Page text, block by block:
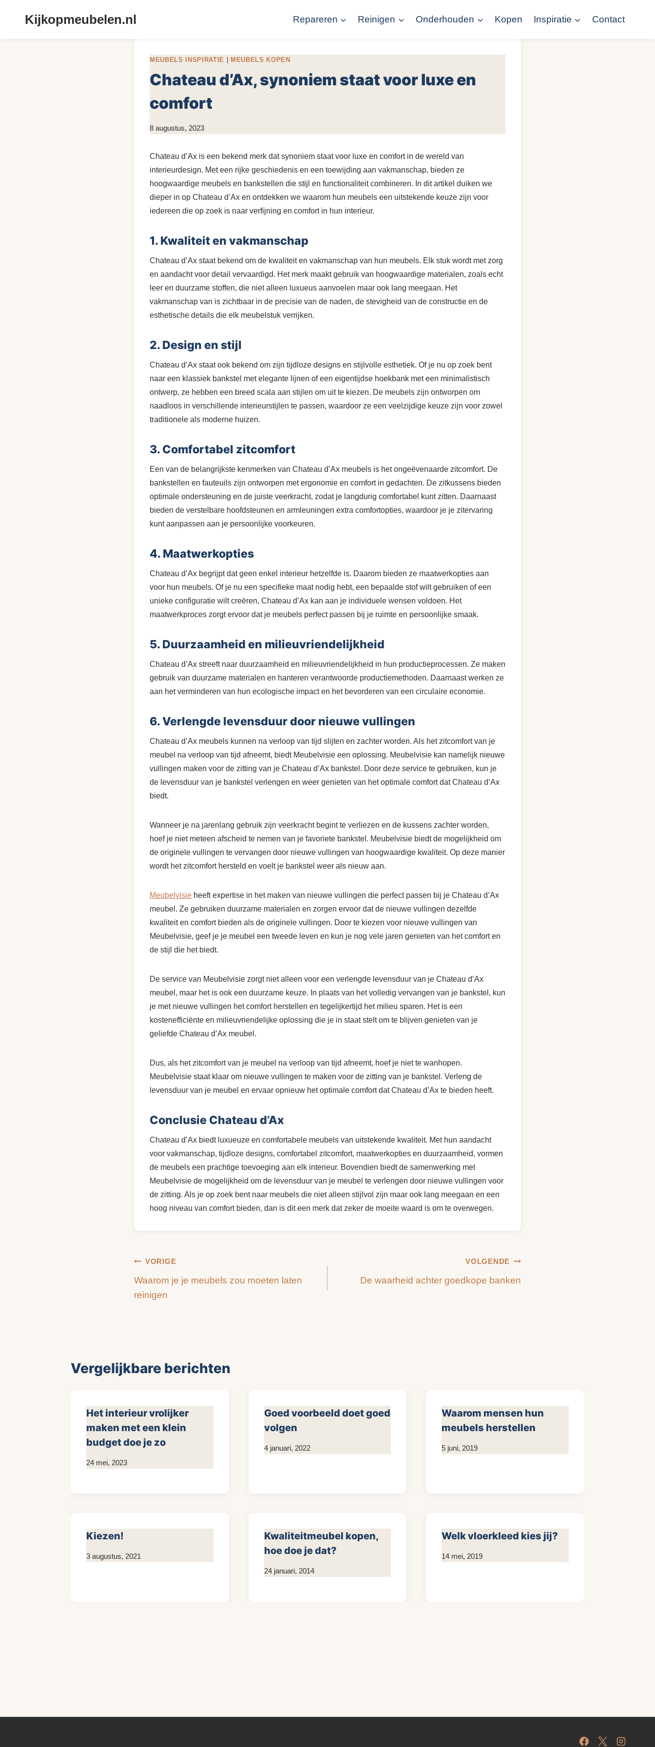
Kijkopmeubelen.nl Repareren Reinigen Onderhouden Kopen Inspiratie Contact
MEUBELS INSPIRATIE MEUBELS KOPEN
Chateau d’Ax, synoniem staat voor luxe en
comfort
Door
8 augustus, 2023
Chateau d’Ax is een bekend merk dat synoniem staat voor luxe en comfort in de wereld van
interieurdesign. Met een rijke geschiedenis en een toewijding aan vakmanschap, bieden ze
hoogwaardige meubels en bankstellen die stijl en functionaliteit combineren. In dit artikel duiken we
dieper in op Chateau d’Ax en ontdekken we waarom hun meubels een uitstekende keuze zijn voor
iedereen die op zoek is naar verfijning en comfort in hun interieur.
1. Kwaliteit en vakmanschap
Chateau d’Ax staat bekend om de kwaliteit en vakmanschap van hun meubels. Elk stuk wordt met zorg
en aandacht voor detail vervaardigd. Het merk maakt gebruik van hoogwaardige materialen, zoals echt
leer en duurzame stoffen, die niet alleen luxueus aanvoelen maar ook lang meegaan. Het
vakmanschap van is zichtbaar in de precisie van de naden, de stevigheid van de constructie en de
esthetische details die elk meubelstuk verrijken.
2. Design en stijl
Chateau d’Ax staat ook bekend om zijn tijdloze designs en stijlvolle esthetiek. Of je nu op zoek bent
naar een klassiek bankstel met elegante lijnen of een eigentijdse hoekbank met een minimalistisch
ontwerp, ze hebben een breed scala aan stijlen om uit te kiezen. De meubels zijn ontworpen om
naadloos in verschillende interieurstijlen te passen, waardoor ze een veelzijdige keuze zijn voor zowel
traditionele als moderne huizen.
3. Comfortabel zitcomfort
Een van de belangrijkste kenmerken van Chateau d’Ax meubels is het ongeëvenaarde zitcomfort. De
bankstellen en fauteuils zijn ontworpen met ergonomie en comfort in gedachten. De zitkussens bieden
optimale ondersteuning en de juiste veerkracht, zodat je langdurig comfortabel kunt zitten. Daarnaast
bieden de verstelbare hoofdsteunen en armleuningen extra comfortopties, waardoor je je zitervaring
kunt aanpassen aan je persoonlijke voorkeuren.
4. Maatwerkopties
Chateau d’Ax begrijpt dat geen enkel interieur hetzelfde is. Daarom bieden ze maatwerkopties aan
voor hun meubels. Of je nu een specifieke maat nodig hebt, een bepaalde stof wilt gebruiken of een
unieke configuratie wilt creëren, Chateau d’Ax kan aan je individuele wensen voldoen. Het
maatwerkproces zorgt ervoor dat je meubels perfect passen bij je ruimte en persoonlijke smaak.
5. Duurzaamheid en milieuvriendelijkheid
Chateau d’Ax streeft naar duurzaamheid en milieuvriendelijkheid in hun productieprocessen. Ze maken
gebruik van duurzame materialen en hanteren verantwoorde productiemethoden. Daarnaast werken ze
aan het verminderen van hun ecologische impact en het bevorderen van een circulaire economie.
6. Verlengde levensduur door nieuwe vullingen
Chateau d’Ax meubels kunnen na verloop van tijd slijten en zachter worden. Als het zitcomfort van je
meubel na verloop van tijd afneemt, biedt Meubelvisie een oplossing. Meubelvisie kan namelijk nieuwe
vullingen maken voor de zitting van je Chateau d’Ax bankstel. Door deze service te gebruiken, kun je
de levensduur van je bankstel verlengen en weer genieten van het optimale comfort dat Chateau d’Ax
biedt.
Wanneer je na jarenlang gebruik zijn veerkracht begint te verliezen en de kussens zachter worden,
hoef je niet meteen afscheid te nemen van je favoriete bankstel. Meubelvisie biedt de mogelijkheid om
de originele vullingen te vervangen door nieuwe vullingen van hoogwaardige kwaliteit. Op deze manier
wordt het zitcomfort hersteld en voelt je bankstel weer als nieuw aan.
Meubelvisie heeft expertise in het maken van nieuwe vullingen die perfect passen bij je Chateau d’Ax
meubel. Ze gebruiken duurzame materialen en zorgen ervoor dat de nieuwe vullingen dezelfde
kwaliteit en comfort bieden als de originele vullingen. Door te kiezen voor nieuwe vullingen van
Meubelvisie, geef je je meubel een tweede leven en kun je nog vele jaren genieten van het comfort en
de stijl die het biedt.
De service van Meubelvisie zorgt niet alleen voor een verlengde levensduur van je Chateau d’Ax
meubel, maar het is ook een duurzame keuze. In plaats van het volledig vervangen van je bankstel, kun
je met nieuwe vullingen het comfort herstellen en tegelijkertijd het milieu sparen. Het is een
kostenefficiënte en milieuvriendelijke oplossing die je in staat stelt om te blijven genieten van je
geliefde Chateau d’Ax meubel.
Dus, als het zitcomfort van je meubel na verloop van tijd afneemt, hoef je niet te wanhopen.
Meubelvisie staat klaar om nieuwe vullingen te maken voor de zitting van je bankstel. Verleng de
levensduur van je meubel en ervaar opnieuw het optimale comfort dat Chateau d’Ax te bieden heeft.
Conclusie Chateau d’Ax
Chateau d’Ax biedt luxueuze en comfortabele meubels van uitstekende kwaliteit. Met hun aandacht
voor vakmanschap, tijdloze designs, comfortabel zitcomfort, maatwerkopties en duurzaamheid, vormen
de meubels een prachtige toevoeging aan elk interieur. Bovendien biedt de samenwerking met
Meubelvisie de mogelijkheid om de levensduur van je meubel te verlengen door nieuwe vullingen voor
de zitting. Als je op zoek bent naar meubels die niet alleen stijlvol zijn maar ook lang meegaan en een
hoog niveau van comfort bieden, dan is dit een merk dat zeker de moeite waard is om te overwegen.
Bericht
navigatie
VORIGE
Waarom je je meubels zou moeten laten
reinigen
VOLGENDE
De waarheid achter goedkope banken
Vergelijkbare berichten
Het interieur vrolijker
maken met een klein
budget doe je zo
Door
24 mei, 2023
Goed voorbeeld doet goed
volgen
Door
4 januari, 2022
Waarom mensen hun
meubels herstellen
Door
5 juni, 2019
Kiezen!
Door
3 augustus, 2021
Kwaliteitmeubel kopen,
hoe doe je dat?
Door
24 januari, 2014
Welk vloerkleed kies jij?
Door
14 mei, 2019